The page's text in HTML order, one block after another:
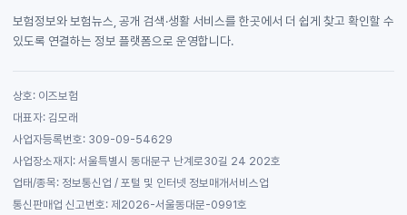
보험정보와 보험뉴스, 공개 검색·생활 서비스를 한곳에서 더 쉽게 찾고 확인할 수
있도록 연결하는 정보 플랫폼으로 운영합니다.
상호: 이즈보험
대표자: 김모래
사업자등록번호: 309-09-54629
사업장소재지: 서울특별시 동대문구 난계로30길 24 202호
업태/종목: 정보통신업 / 포털 및 인터넷 정보매개서비스업
통신판매업 신고번호: 제2026-서울동대문-0991호